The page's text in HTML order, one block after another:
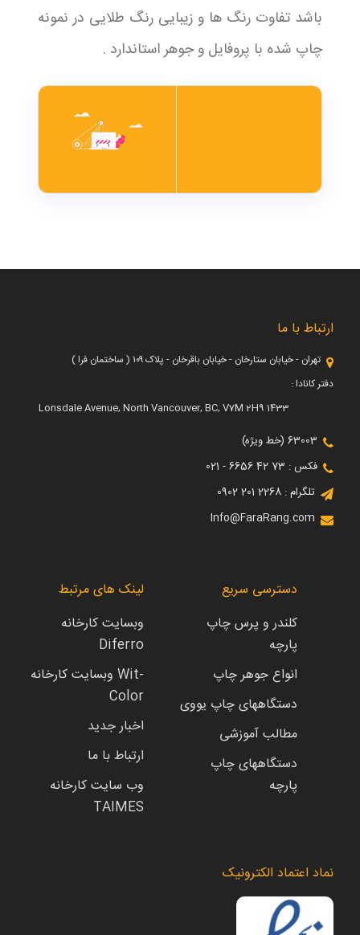
باشد تفاوت رنگ ها و زیبایی رنگ طلایی در نمونه
چاپ شده با پروفایل و جوهر استاندارد .
ارتباط با ما
تهران - خیابان ستارخان - خیابان باقرخان - پلاک ۱۰۹ ( ساختمان فرا )
دفتر کانادا :
1433 Lonsdale Avenue, North Vancouver, BC, V7M 2H9
63003 (خط ویژه)
فکس : 73 42 6656 - 021
تلگرام : 2268 201 0902
Info@FaraRang.com
دسترسی سریع
کلندر و پرس چاپ
پارچه
انواع جوهر چاپ
دستگاههای چاپ یووی
مطالب آموزشی
دستگاههای چاپ
پارچه
لینک های مرتبط
وبسایت کارخانه
Diferro
وبسایت کارخانه Wit-
Color
اخبار جدید
ارتباط با ما
وب سایت کارخانه
TAIMES
نماد اعتماد الکترونیک